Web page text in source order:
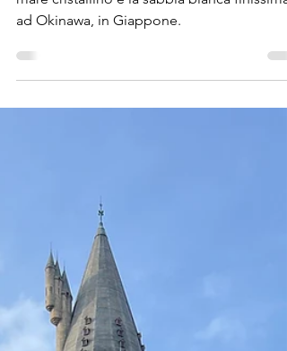
Scopri Miyakojima, un'isola paradisiaca dal
ad Okinawa, in Giappone.